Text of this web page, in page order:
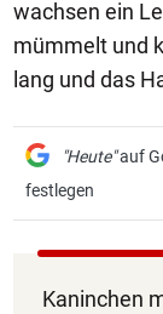
wachsen ein
mümmelt und
lang und das
"Heute"auf
festlegen
Kaninchen